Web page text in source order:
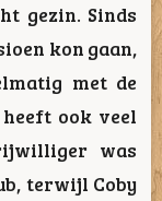
gezin. Sinds
kon gaan,
met de
ook veel
was
terwijl Coby